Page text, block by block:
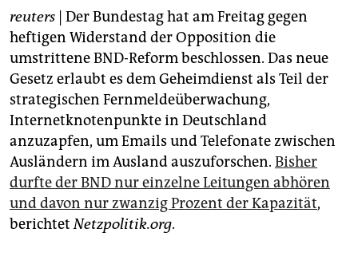
shop
fragen & hilfe
unterstützen
abo
genossenschaft
epaper login
reuters | Der Bundestag hat am Freitag gegen
heftigen Widerstand der Opposition die
umstrittene BND-Reform beschlossen. Das neue
Gesetz erlaubt es dem Geheimdienst als Teil der
strategischen Fernmeldeüberwachung,
Internetknotenpunkte in Deutschland
anzuzapfen, um Emails und Telefonate zwischen
Ausländern im Ausland auszuforschen. Bisher
durfte der BND nur einzelne Leitungen abhören
und davon nur zwanzig Prozent der Kapazität,
berichtetNetzpolitik.org.